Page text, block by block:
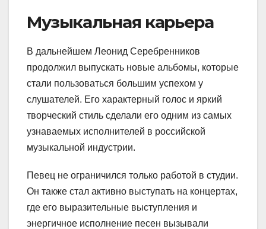
Музыкальная карьера
В дальнейшем Леонид Серебренников
продолжил выпускать новые альбомы, которые
стали пользоваться большим успехом у
слушателей. Его характерный голос и яркий
творческий стиль сделали его одним из самых
узнаваемых исполнителей в российской
музыкальной индустрии.
Певец не ограничился только работой в студии.
Он также стал активно выступать на концертах,
где его выразительные выступления и
энергичное исполнение песен вызывали